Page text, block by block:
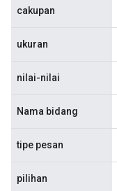
cakupan
ukuran
nilai-nilai
Nama bidang
tipe pesan
pilihan